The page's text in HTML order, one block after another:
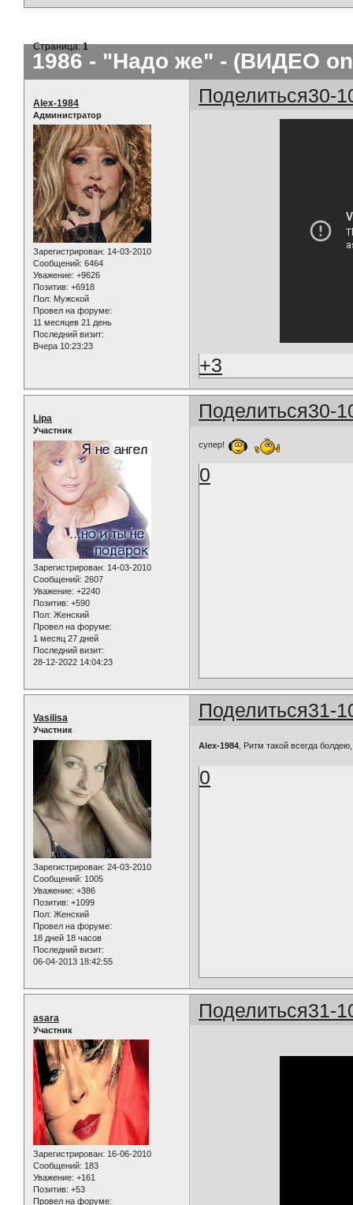
1986 - "Надо же" - (ВИДЕО
Страница:1
Поделиться30-
Alex-1984
Администратор
Зарегистрирован: 14-03-2010
Сообщений: 6464
Уважение: +9626
Позитив: +6918
Пол: Мужской
Провел на форуме:
11 месяцев 21 день
Последний визит:
Вчера 10:23:23
+3
Поделиться30-
Lipa
Участник
Зарегистрирован: 14-03-2010
Сообщений: 2607
Уважение: +2240
Позитив: +590
Пол: Женский
Провел на форуме:
1 месяц 27 дней
Последний визит:
28-12-2022 14:04:23
супер!
0
Поделиться31-
Vasilisa
Участник
Зарегистрирован: 24-03-2010
Сообщений: 1005
Уважение: +386
Позитив: +1099
Пол: Женский
Провел на форуме:
18 дней 18 часов
Последний визит:
06-04-2013 18:42:55
Alex-1984 , Ритм такой всегда
0
Поделиться31-
asara
Участник
Зарегистрирован: 16-06-2010
Сообщений: 183
Уважение: +161
Позитив: +53
Провел на форуме: